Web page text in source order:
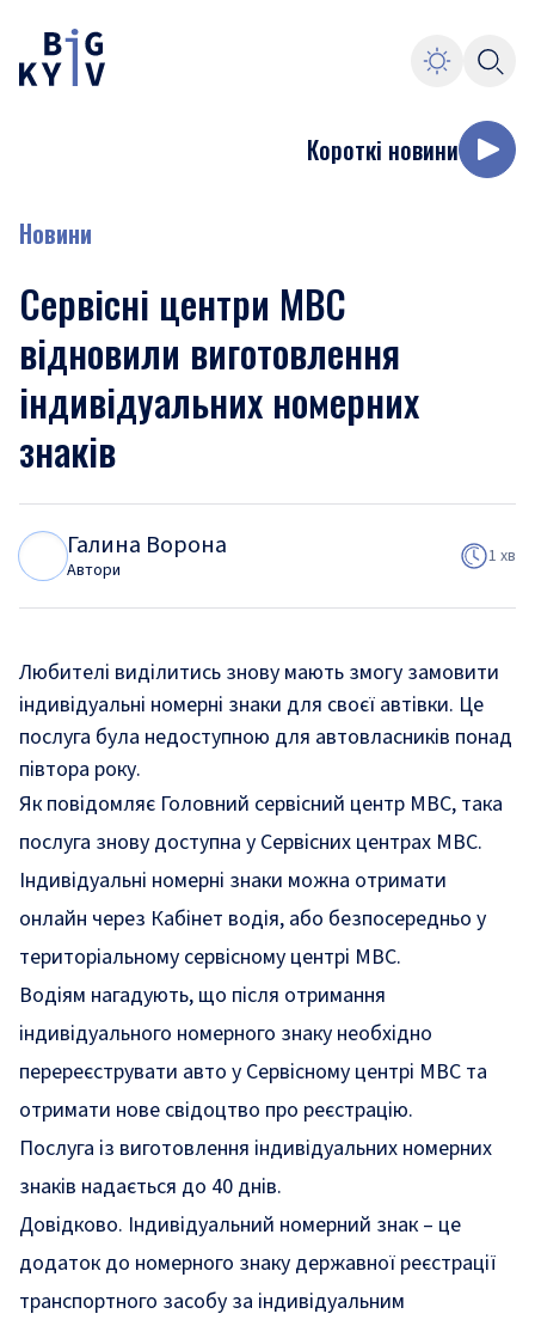
Короткі новини
Новини
Сервісні центри МВС
відновили виготовлення
індивідуальних номерних
знаків
Галина Ворона
Автори
1 хв
Любителі виділитись знову мають змогу замовити
індивідуальні номерні знаки для своєї автівки. Це
послуга була недоступною для автовласників понад
півтора року.
Як повідомляє Головний сервісний центр МВС, така
послуга знову доступна у Сервісних центрах МВС.
Індивідуальні номерні знаки можна отримати
онлайн через Кабінет водія, або безпосередньо у
територіальному сервісному центрі МВС.
Водіям нагадують, що після отримання
індивідуального номерного знаку необхідно
перереєструвати авто у Сервісному центрі МВС та
отримати нове свідоцтво про реєстрацію.
Послуга із виготовлення індивідуальних номерних
знаків надається до 40 днів.
Довідково. Індивідуальний номерний знак – це
додаток до номерного знаку державної реєстрації
транспортного засобу за індивідуальним